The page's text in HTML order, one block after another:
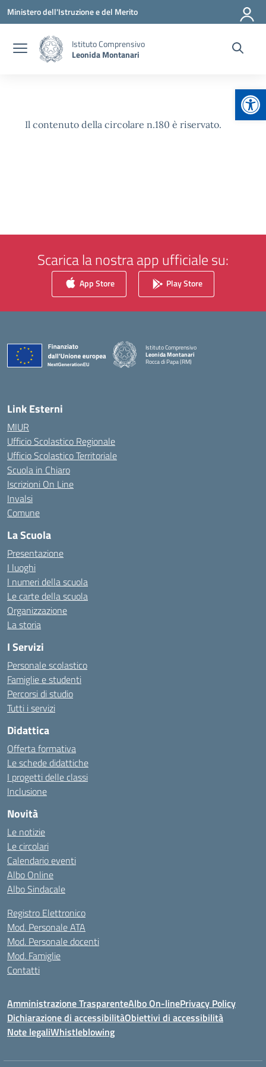
Vai ai contenuti
Vai al menu di navigazione
Vai al footer
Ministero dell'Istruzione e del Merito
Istituto Comprensivo
Leonida Montanari
Il contenuto della circolare n.180 è riservato.
Scarica la nostra app ufficiale su:
App Store Play Store
Istituto Comprensivo
Leonida Montanari
Rocca di Papa (RM)
— Visita la pagina iniziale della scuola
Link Esterni
MIUR
Ufficio Scolastico Regionale
Ufficio Scolastico Territoriale
Scuola in Chiaro
Iscrizioni On Line
Invalsi
Comune
La Scuola
Presentazione
I luoghi
I numeri della scuola
Le carte della scuola
Organizzazione
La storia
I Servizi
Personale scolastico
Famiglie e studenti
Percorsi di studio
Tutti i servizi
Didattica
Offerta formativa
Le schede didattiche
I progetti delle classi
Inclusione
Novità
Le notizie
Le circolari
Calendario eventi
Albo Online
Albo Sindacale
Registro Elettronico
Mod. Personale ATA
Mod. Personale docenti
Mod. Famiglie
Contatti
Amministrazione TrasparenteAlbo On-linePrivacy Policy
Dichiarazione di accessibilitàObiettivi di accessibilità
Note legaliWhistleblowing